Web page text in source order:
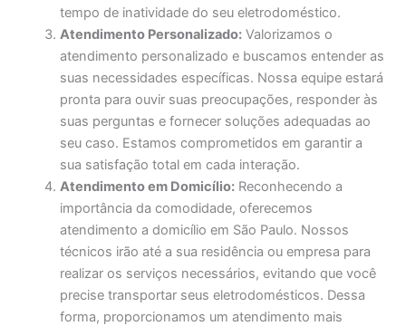
tempo de inatividade do seu eletrodoméstico.
Atendimento Personalizado: Valorizamos o
atendimento personalizado e buscamos entender as
suas necessidades específicas. Nossa equipe estará
pronta para ouvir suas preocupações, responder às
suas perguntas e fornecer soluções adequadas ao
seu caso. Estamos comprometidos em garantir a
sua satisfação total em cada interação.
Atendimento em Domicílio: Reconhecendo a
importância da comodidade, oferecemos
atendimento a domicílio em São Paulo. Nossos
técnicos irão até a sua residência ou empresa para
realizar os serviços necessários, evitando que você
precise transportar seus eletrodomésticos. Dessa
forma, proporcionamos um atendimento mais